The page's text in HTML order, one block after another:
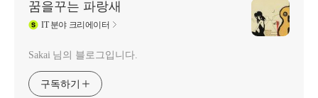
꿈을꾸는 파랑새
IT분야 크리에이터
Sakai 님의 블로그입니다.
구독하기